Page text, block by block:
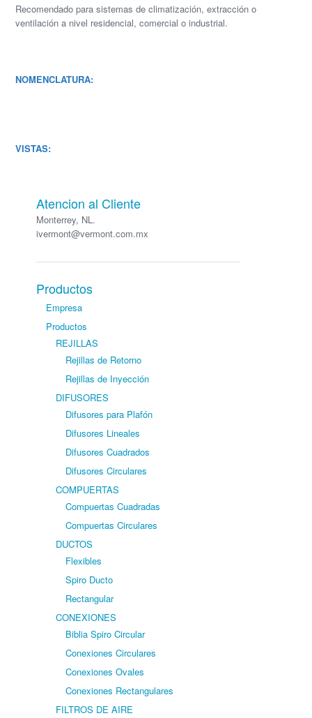
Recomendado para sistemas de climatización, extracción o
ventilación a nivel residencial, comercial o industrial.
NOMENCLATURA:
VISTAS:
Atencion al Cliente
Monterrey, NL.
ivermont@vermont.com.mx
Productos
Empresa
Productos
REJILLAS
Rejillas de Retorno
Rejillas de Inyección
DIFUSORES
Difusores para Plafón
Difusores Lineales
Difusores Cuadrados
Difusores Circulares
COMPUERTAS
Compuertas Cuadradas
Compuertas Circulares
DUCTOS
Flexibles
Spiro Ducto
Rectangular
CONEXIONES
Biblia Spiro Circular
Conexiones Circulares
Conexiones Ovales
Conexiones Rectangulares
FILTROS DE AIRE